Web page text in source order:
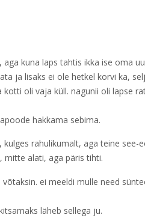
kuna laps tahtis ikka ise oma
ja lisaks ei ole hetkel korvi ka,
oli vaja küll. nagunii oli lapse
hakkama sebima.
rahulikumalt, aga teine
mitte alati, aga päris tihti.
ei meeldi mulle need
läheb sellega ju.